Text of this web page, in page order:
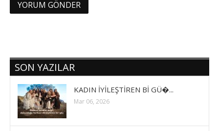
SON YAZILAR
KADIN İYİLEŞTİREN Bİ GÜ�...
Mar 06, 2026